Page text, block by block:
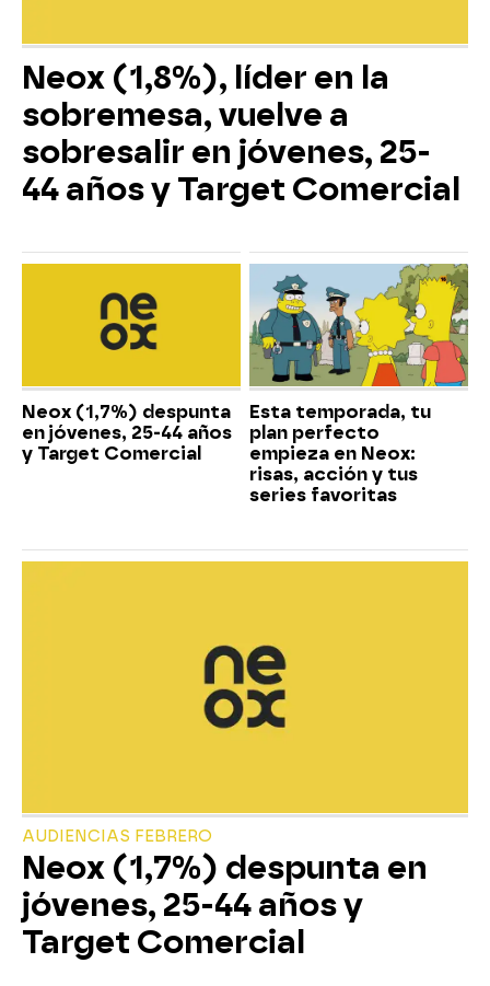
Neox (1,8%), líder en la
sobremesa, vuelve a
sobresalir en jóvenes, 25-
44 años y Target Comercial
Neox (1,7%) despunta
en jóvenes, 25-44 años
y Target Comercial
Esta temporada, tu
plan perfecto
empieza en Neox:
risas, acción y tus
series favoritas
AUDIENCIAS FEBRERO
Neox (1,7%) despunta en
jóvenes, 25-44 años y
Target Comercial